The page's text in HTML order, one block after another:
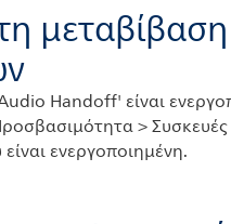
Handoff' είναι
>
ενεργοποιημένη.